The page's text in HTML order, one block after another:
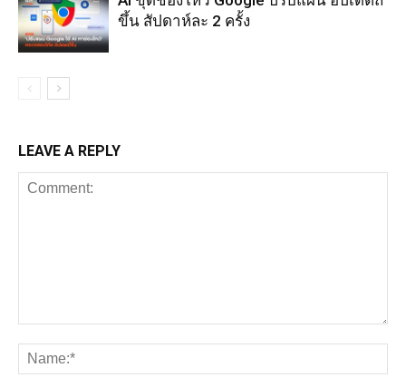
ขึ้น สัปดาห์ละ 2 ครั้ง
LEAVE A REPLY